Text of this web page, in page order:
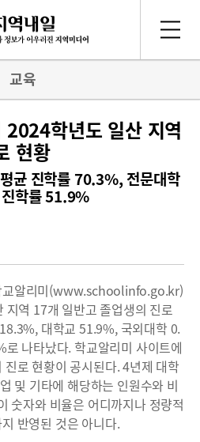
교육
학년도 일산 지역
현황
균 진학률 70.3%, 전문대학
학률 51.9%
교알리미(www.schoolinfo.go.kr)
역 17개 일반고 졸업생의 진로
대학교 51.9%, 국외대학 0.
나타났다. 학교알리미 사이트에
로 현황이 공시된다. 4년제 대학
및 기타에 해당하는 인원수와 비
숫자와 비율은 어디까지나 정량적
반영된 것은 아니다.